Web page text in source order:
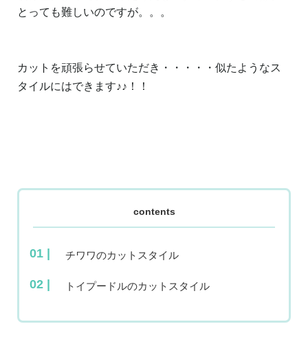
とっても難しいのですが。。。
カットを頑張らせていただき・・・・・似たようなス
タイルにはできます♪♪！！
contents
チワワのカットスタイル
トイプードルのカットスタイル